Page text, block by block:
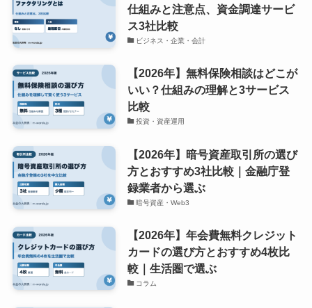
仕組みと注意点、資金調達サービ
ス3社比較
ビジネス・企業・会計
【2026年】無料保険相談はどこが
いい？仕組みの理解と3サービス
比較
投資・資産運用
【2026年】暗号資産取引所の選び
方とおすすめ3社比較｜金融庁登
録業者から選ぶ
暗号資産・Web3
【2026年】年会費無料クレジット
カードの選び方とおすすめ4枚比
較｜生活圏で選ぶ
コラム